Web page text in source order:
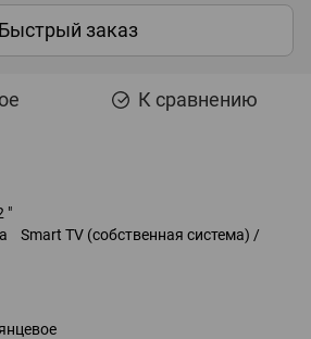
Быстрый заказ
К сравнению
"
Smart TV (собственная система) /